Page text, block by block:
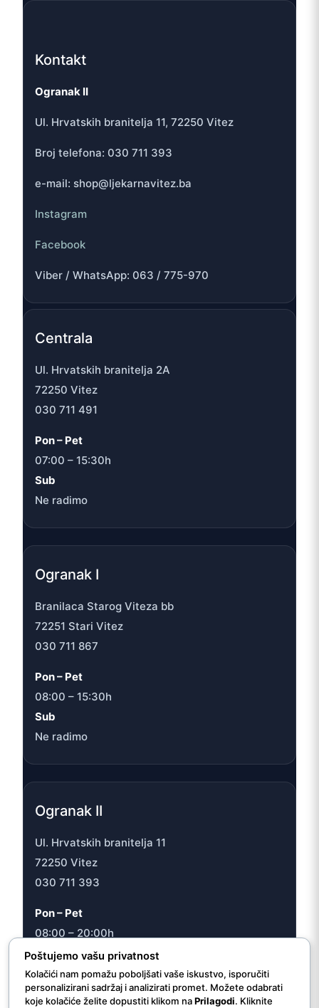
Kontakt
Ogranak II
Ul. Hrvatskih branitelja 11, 72250 Vitez
Broj telefona: 030 711 393
e-mail: shop@ljekarnavitez.ba
Instagram
Facebook
Viber / WhatsApp: 063 / 775-970
Centrala
Ul. Hrvatskih branitelja 2A
72250 Vitez
030 711 491
Pon – Pet
07:00 – 15:30h
Sub
Ne radimo
Ogranak I
Branilaca Starog Viteza bb
72251 Stari Vitez
030 711 867
Pon – Pet
08:00 – 15:30h
Sub
Ne radimo
Ogranak II
Ul. Hrvatskih branitelja 11
72250 Vitez
030 711 393
Pon – Pet
08:00 – 20:00h
Sub
08:00 – 16:30h
Poštujemo vašu privatnost
Kolačići nam pomažu poboljšati vaše iskustvo, isporučiti
personalizirani sadržaj i analizirati promet. Možete odabrati
koje kolačiće želite dopustiti klikom naPrilagodi. Kliknite